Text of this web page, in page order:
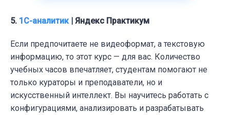
5. 1С-аналитик | Яндекс Практикум
Если предпочитаете не видеоформат, а текстовую
информацию, то этот курс — для вас. Количество
учебных часов впечатляет, студентам помогают не
только кураторы и преподаватели, но и
искусственный интеллект. Вы научитесь работать с
конфигурациями, анализировать и разрабатывать